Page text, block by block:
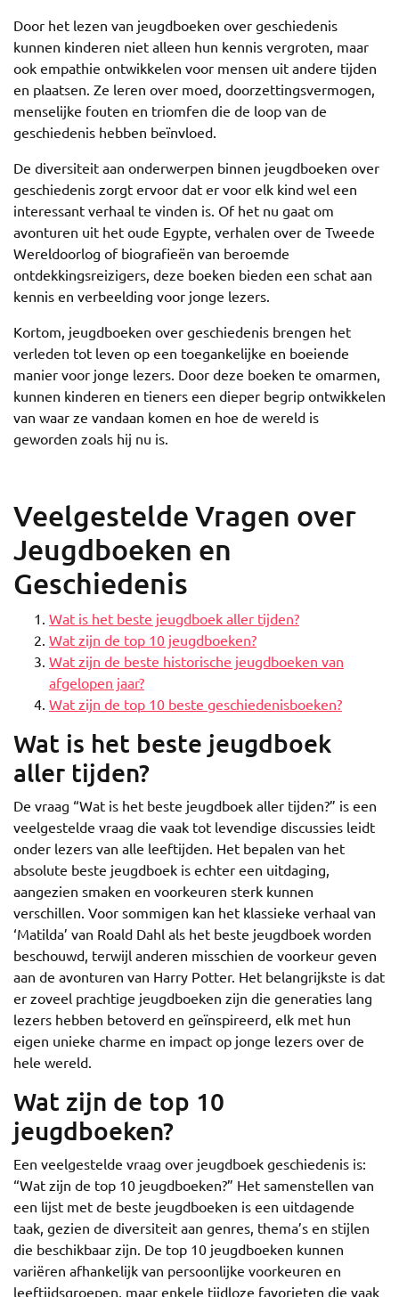
Door het lezen van jeugdboeken over geschiedenis
kunnen kinderen niet alleen hun kennis vergroten, maar
ook empathie ontwikkelen voor mensen uit andere tijden
en plaatsen. Ze leren over moed, doorzettingsvermogen,
menselijke fouten en triomfen die de loop van de
geschiedenis hebben beïnvloed.
De diversiteit aan onderwerpen binnen jeugdboeken over
geschiedenis zorgt ervoor dat er voor elk kind wel een
interessant verhaal te vinden is. Of het nu gaat om
avonturen uit het oude Egypte, verhalen over de Tweede
Wereldoorlog of biografieën van beroemde
ontdekkingsreizigers, deze boeken bieden een schat aan
kennis en verbeelding voor jonge lezers.
Kortom, jeugdboeken over geschiedenis brengen het
verleden tot leven op een toegankelijke en boeiende
manier voor jonge lezers. Door deze boeken te omarmen,
kunnen kinderen en tieners een dieper begrip ontwikkelen
van waar ze vandaan komen en hoe de wereld is
geworden zoals hij nu is.
Veelgestelde Vragen over
Jeugdboeken en
Geschiedenis
Wat is het beste jeugdboek aller tijden?
Wat zijn de top 10 jeugdboeken?
Wat zijn de beste historische jeugdboeken van
afgelopen jaar?
Wat zijn de top 10 beste geschiedenisboeken?
Wat is het beste jeugdboek
aller tijden?
De vraag “Wat is het beste jeugdboek aller tijden?” is een
veelgestelde vraag die vaak tot levendige discussies leidt
onder lezers van alle leeftijden. Het bepalen van het
absolute beste jeugdboek is echter een uitdaging,
aangezien smaken en voorkeuren sterk kunnen
verschillen. Voor sommigen kan het klassieke verhaal van
‘Matilda’ van Roald Dahl als het beste jeugdboek worden
beschouwd, terwijl anderen misschien de voorkeur geven
aan de avonturen van Harry Potter. Het belangrijkste is dat
er zoveel prachtige jeugdboeken zijn die generaties lang
lezers hebben betoverd en geïnspireerd, elk met hun
eigen unieke charme en impact op jonge lezers over de
hele wereld.
Wat zijn de top 10
jeugdboeken?
Een veelgestelde vraag over jeugdboek geschiedenis is:
“Wat zijn de top 10 jeugdboeken?” Het samenstellen van
een lijst met de beste jeugdboeken is een uitdagende
taak, gezien de diversiteit aan genres, thema’s en stijlen
die beschikbaar zijn. De top 10 jeugdboeken kunnen
variëren afhankelijk van persoonlijke voorkeuren en
leeftijdsgroepen, maar enkele tijdloze favorieten die vaak